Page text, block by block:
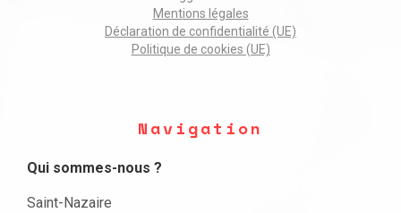
Mentions légales
Déclaration de confidentialité (UE)
Politique de cookies (UE)
Navigation
Qui sommes-nous ?
Saint-Nazaire